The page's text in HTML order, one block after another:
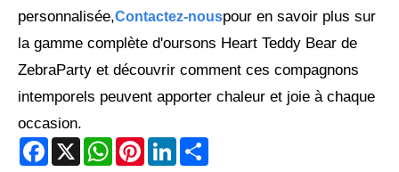
personnalisée,Contactez-nouspour en savoir plus sur
la gamme complète d'oursons Heart Teddy Bear de
ZebraParty et découvrir comment ces compagnons
intemporels peuvent apporter chaleur et joie à chaque
occasion.
Facebook
X WhatsAppPinterestLinkedIn